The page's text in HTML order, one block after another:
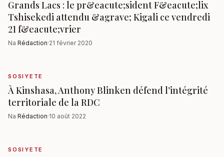
Grands Lacs : le pr&eacute;sident F&eacute;lix
Tshisekedi attendu &agrave; Kigali ce vendredi
21 f&eacute;vrier
Na Rédaction·21 février 2020
SOSIYETE
À Kinshasa, Anthony Blinken défend l’intégrité
territoriale de la RDC
Na Rédaction·10 août 2022
SOSIYETE